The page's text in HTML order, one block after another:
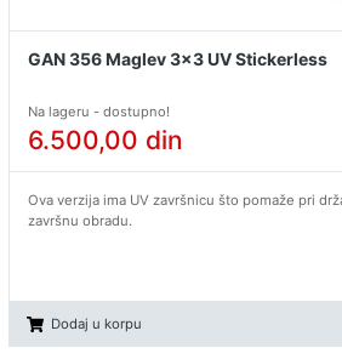
GAN 356 Maglev 3x3 UV Stickerless
Na lageru - dostupno!
6.500,00 din
Ova verzija ima UV završnicu što pomaže pri
završnu obradu.
Dodaj u korpu